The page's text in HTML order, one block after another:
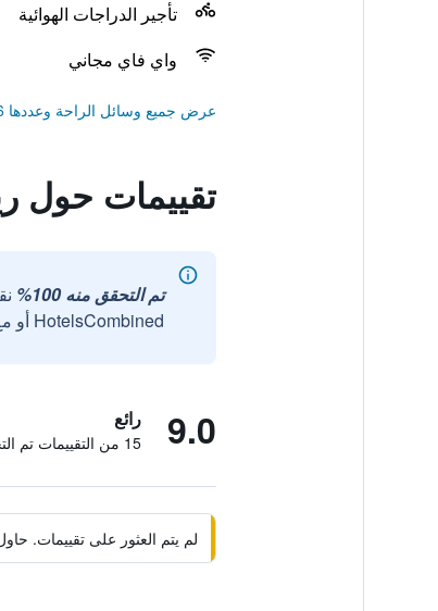
تأجير الدراجات الهوائية
واي فاي مجاني
عرض جميع وسائل الراحة وعددها 6
تقييمات حول
تم التحقق منه 100%
HotelsCombined أو مع شركائنا الخارجيين الموثوقين.
9.0 رائع
15 من التقييمات تم التحقق منها
لم يتم العثور على تقييمات.